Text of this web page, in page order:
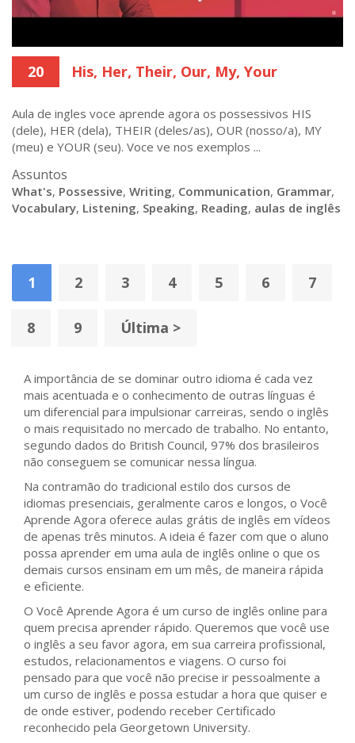
20 His, Her, Their, Our, My, Your
Aula de ingles voce aprende agora os possessivos HIS
(dele), HER (dela), THEIR (deles/as), OUR (nosso/a), MY
(meu) e YOUR (seu). Voce ve nos exemplos ...
Assuntos
What's, Possessive, Writing, Communication, Grammar,
Vocabulary, Listening, Speaking, Reading, aulas de inglês
1 2 3 4 5 6 7
8 9 Última >
A importância de se dominar outro idioma é cada vez
mais acentuada e o conhecimento de outras línguas é
um diferencial para impulsionar carreiras, sendo o inglês
o mais requisitado no mercado de trabalho. No entanto,
segundo dados do British Council, 97% dos brasileiros
não conseguem se comunicar nessa língua.
Na contramão do tradicional estilo dos cursos de
idiomas presenciais, geralmente caros e longos, o Você
Aprende Agora oferece aulas grátis de inglês em vídeos
de apenas três minutos. A ideia é fazer com que o aluno
possa aprender em uma aula de inglês online o que os
demais cursos ensinam em um mês, de maneira rápida
e eficiente.
O Você Aprende Agora é um curso de inglês online para
quem precisa aprender rápido. Queremos que você use
o inglês a seu favor agora, em sua carreira profissional,
estudos, relacionamentos e viagens. O curso foi
pensado para que você não precise ir pessoalmente a
um curso de inglês e possa estudar a hora que quiser e
de onde estiver, podendo receber Certificado
reconhecido pela Georgetown University.